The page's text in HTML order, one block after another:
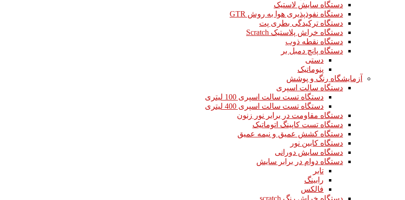
دستگاه سایش لاستیک
دستگاه نفوذپذیری هوا به روش GTR
دستگاه ترکیدگی بطری پت
دستگاه خراش پلاستیک Scratch
دستگاه نقطه ذوب
دستگاه پانچ دمبل بر
دستی
پنوماتیک
آزمایشگاه رنگ و پوشش
دستگاه سالت اسپری
دستگاه تست سالت اسپری 100 لیتری
دستگاه تست سالت اسپری 400 لیتری
دستگاه مقاومت در برابر نور زنون
دستگاه تست کاپینگ اتوماتیک
دستگاه کشش عمیق و نیمه عمیق
دستگاه کابین نور
دستگاه سایش دورانی
دستگاه دوام در برابر سایش
تابر
رابینگ
فالکس
دستگاه خراش رنگ scratch